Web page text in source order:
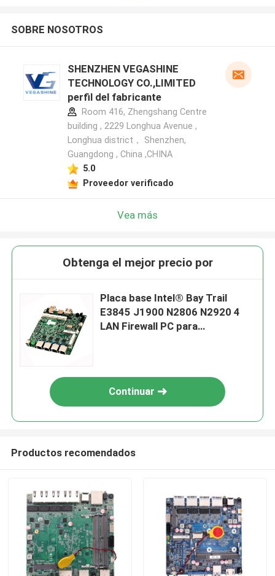
SOBRE NOSOTROS
SHENZHEN VEGASHINE
TECHNOLOGY CO.,LIMITED
perfil del fabricante
Room 416, Zhengshang Centre
building , 2229 Longhua Avenue ,
Longhua district， Shenzhen,
Guangdong , China ,CHINA
5.0
Proveedor verificado
Vea más
Obtenga el mejor precio por
Placa base Intel® Bay Trail
E3845 J1900 N2806 N2920 4
LAN Firewall PC para
Continuar
Productos recomendados